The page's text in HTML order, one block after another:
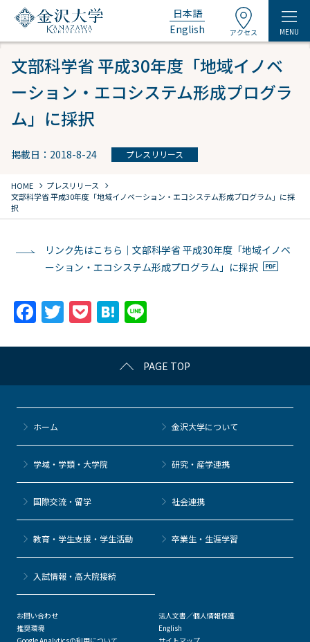
日本語
English
アクセス MENU
文部科学省 平成30年度「地域イノベ
ーション・エコシステム形成プログラ
ム」に採択
掲載日：2018-8-24 プレスリリース
HOME chevron_right プレスリリース chevron_right
文部科学省 平成30年度「地域イノベーション・エコシステム形成プログラム」に採
択
リンク先はこちら｜文部科学省 平成30年度「地域イノベ
ーション・エコシステム形成プログラム」に採択
F
c
e
b
o
o
k
T
itt
er
P
c
k
et
H
e
n
a
e
PAGE TOP
ホーム 金沢大学について
学域・学類・大学院 研究・産学連携
国際交流・留学 社会連携
教育・学生支援・学生活動 卒業生・生涯学習
⼊試情報・高大院接続
お問い合わせ
推奨環境
法人文書／個人情報保護
English